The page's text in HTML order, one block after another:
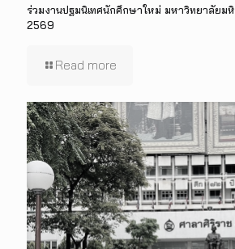
ร่วมงานปฐมนิเทศนักศึกษาใหม่ มหาวิทยาลัยม
2569
Read more